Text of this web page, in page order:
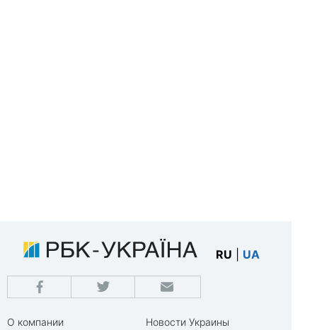
RU UA
О компании
Новости Украины